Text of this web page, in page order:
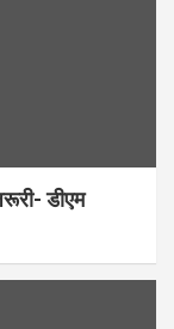
डीएम